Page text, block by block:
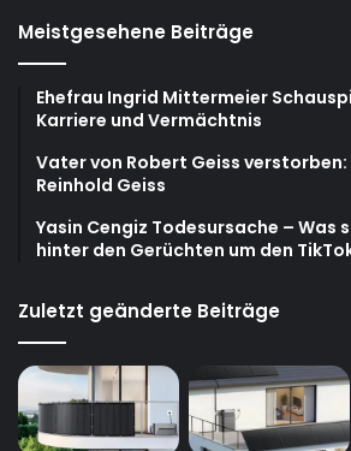
Meistgesehene Beiträge
Ehefrau Ingrid Mittermeier
Karriere und Vermächtnis
Vater von Robert Geiss verstorben:
Reinhold Geiss
Yasin Cengiz Todesursache – Was
hinter den Gerüchten um den
Zuletzt geänderte Beiträge